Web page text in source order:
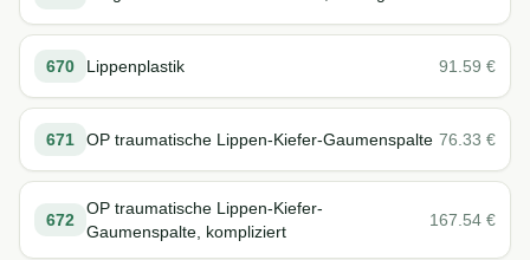
670 Lippenplastik 91.59 €
671 OP traumatische Lippen-Kiefer-Gaumenspalte 76.33 €
672
OP traumatische Lippen-Kiefer-
Gaumenspalte, kompliziert
167.54 €